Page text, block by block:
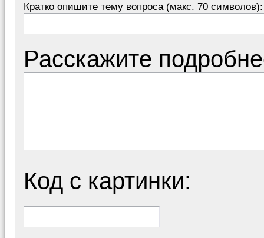
Кратко опишите тему вопроса (макс. 70 символов):
Расскажите
Код с картинки: